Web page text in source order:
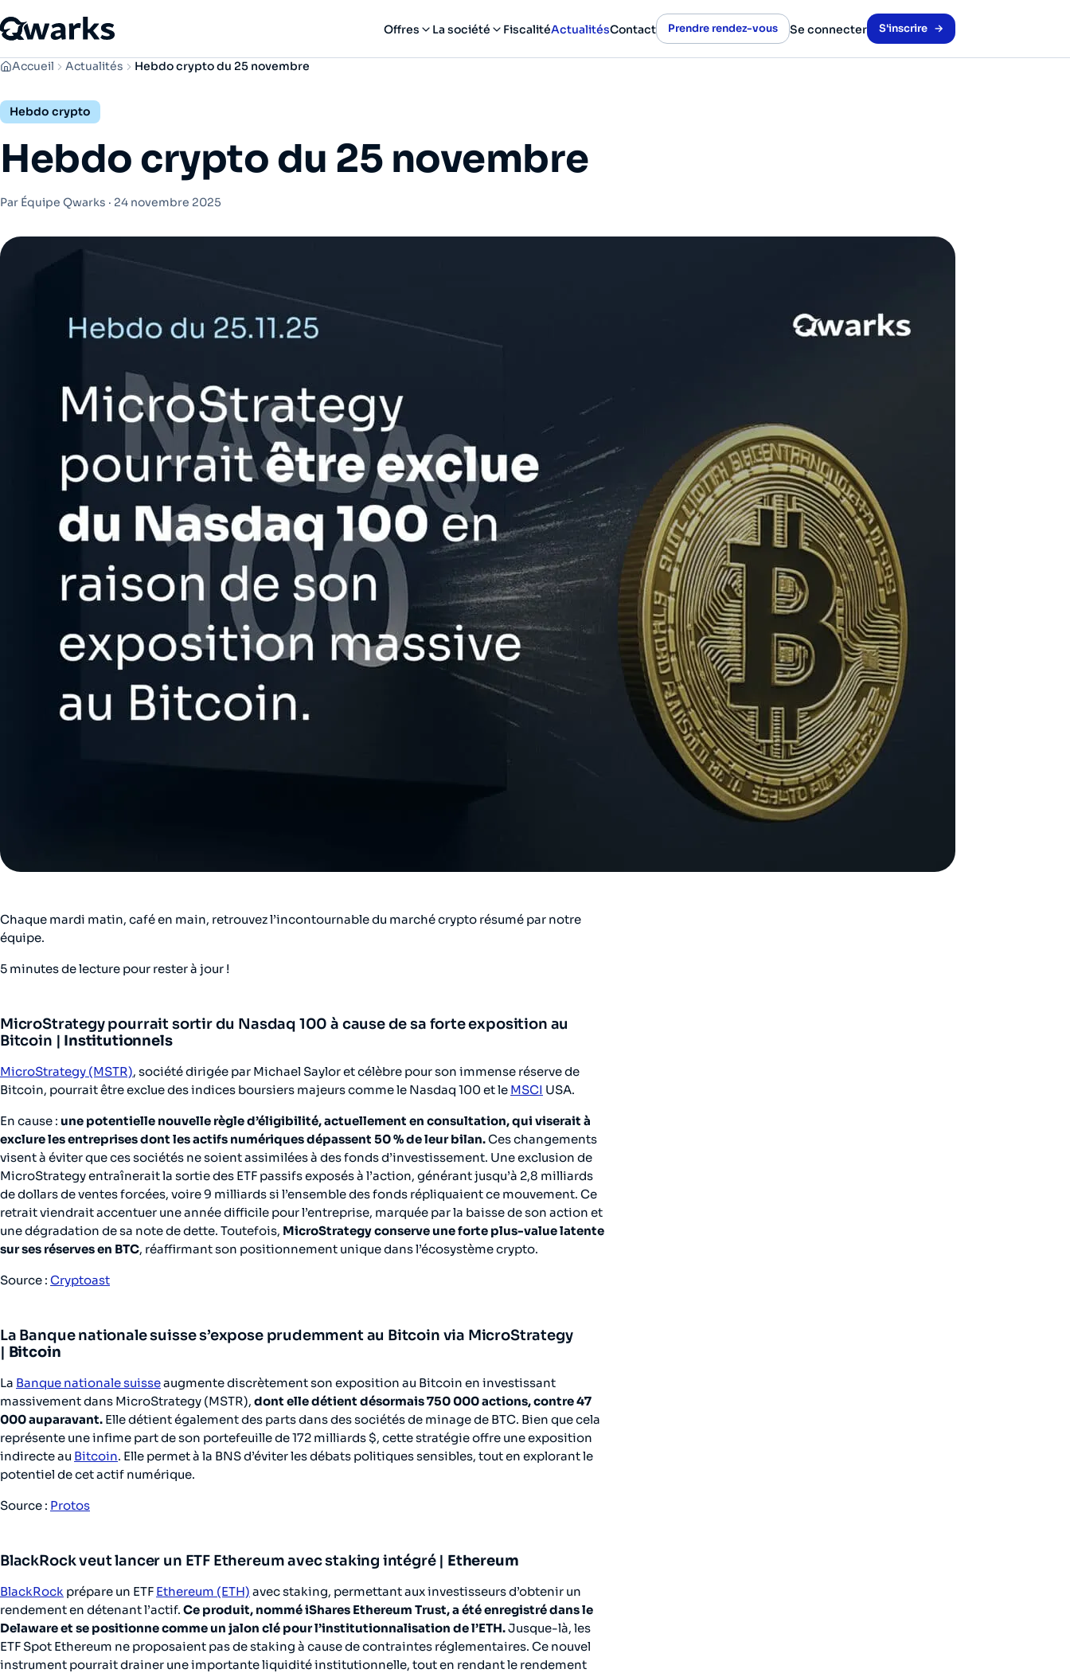
Offres La société FiscalitéActualitésContact Prendre rendez-vous Se connecter S'inscrire
Accueil Actualités Hebdo crypto du 25 novembre
Hebdo crypto
Hebdo crypto du 25 novembre
Par Équipe Qwarks · 24 novembre 2025
Chaque mardi matin, café en main, retrouvez l’incontournable du marché crypto résumé par notre
équipe.
5 minutes de lecture pour rester à jour !
MicroStrategy pourrait sortir du Nasdaq 100 à cause de sa forte exposition au
Bitcoin | Institutionnels
MicroStrategy (MSTR), société dirigée par Michael Saylor et célèbre pour son immense réserve de
Bitcoin, pourrait être exclue des indices boursiers majeurs comme le Nasdaq 100 et le MSCI USA.
En cause : une potentielle nouvelle règle d’éligibilité, actuellement en consultation, qui viserait à
exclure les entreprises dont les actifs numériques dépassent 50 % de leur bilan.Ces changements
visent à éviter que ces sociétés ne soient assimilées à des fonds d’investissement. Une exclusion de
MicroStrategy entraînerait la sortie des ETF passifs exposés à l’action, générant jusqu’à 2,8 milliards
de dollars de ventes forcées, voire 9 milliards si l’ensemble des fonds répliquaient ce mouvement. Ce
retrait viendrait accentuer une année difficile pour l’entreprise, marquée par la baisse de son action et
une dégradation de sa note de dette. Toutefois, MicroStrategy conserve une forte plus-value latente
sur ses réserves en BTC, réaffirmant son positionnement unique dans l’écosystème crypto.
Source : Cryptoast
La Banque nationale suisse s’expose prudemment au Bitcoin via MicroStrategy
| Bitcoin
La Banque nationale suisseaugmente discrètement son exposition au Bitcoin en investissant
massivement dans MicroStrategy (MSTR), dont elle détient désormais 750 000 actions, contre 47
000 auparavant. Elle détient également des parts dans des sociétés de minage de BTC. Bien que cela
représente une infime part de son portefeuille de 172 milliards $, cette stratégie offre une exposition
indirecte au Bitcoin. Elle permet à la BNS d’éviter les débats politiques sensibles, tout en explorant le
potentiel de cet actif numérique.
Source : Protos
BlackRock veut lancer un ETF Ethereum avec staking intégré | Ethereum
BlackRock prépare un ETF Ethereum (ETH) avec staking, permettant aux investisseurs d’obtenir un
rendement en détenant l’actif. Ce produit, nommé iShares Ethereum Trust, a été enregistré dans le
Delaware et se positionne comme un jalon clé pour l’institutionnalisation de l’ETH.Jusque-là, les
ETF Spot Ethereum ne proposaient pas de staking à cause de contraintes réglementaires. Ce nouvel
instrument pourrait drainer une importante liquidité institutionnelle, tout en rendant le rendement